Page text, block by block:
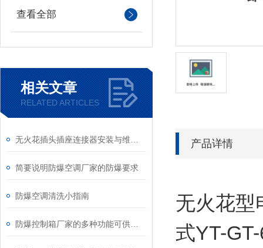
查看全部
相关文章
RELATED ARTICLES
简要说明防爆空调厂家的防爆要求
防爆空调清洗小指南
产品详情
无火花型
式YT-